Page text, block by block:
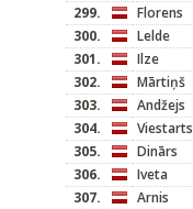
299.
Florens
300.
Lelde
301.
Ilze
302.
Mārtiņš
303.
Andžejs
304.
Viestarts
305.
Dinārs
306.
Iveta
307.
Arnis